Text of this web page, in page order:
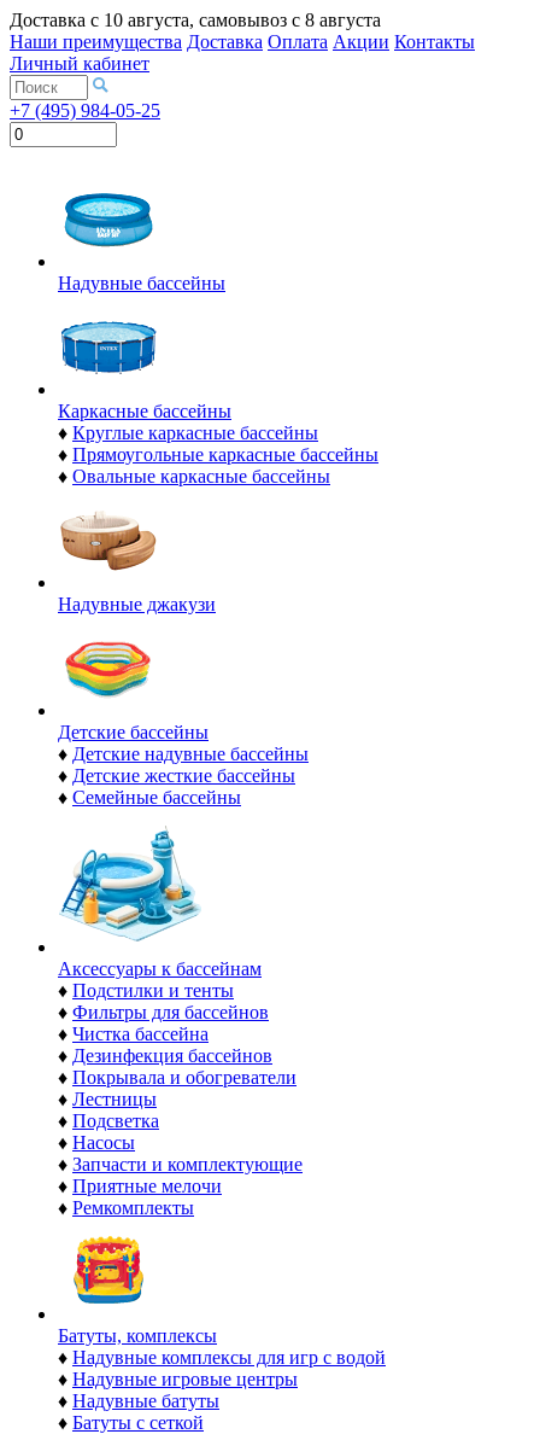
Доставка с 10 августа, самовывоз с 8 августа
Наши преимущества Доставка Оплата Акции Контакты
Личный кабинет
+7 (495) 984-05-25
Надувные бассейны
Каркасные бассейны
♦ Круглые каркасные бассейны
♦ Прямоугольные каркасные бассейны
♦ Овальные каркасные бассейны
Надувные джакузи
Детские бассейны
♦ Детские надувные бассейны
♦ Детские жесткие бассейны
♦ Семейные бассейны
Аксессуары к бассейнам
♦ Подстилки и тенты
♦ Фильтры для бассейнов
♦ Чистка бассейна
♦ Дезинфекция бассейнов
♦ Покрывала и обогреватели
♦ Лестницы
♦ Подсветка
♦ Насосы
♦ Запчасти и комплектующие
♦ Приятные мелочи
♦ Ремкомплекты
Батуты, комплексы
♦ Надувные комплексы для игр с водой
♦ Надувные игровые центры
♦ Надувные батуты
♦ Батуты с сеткой